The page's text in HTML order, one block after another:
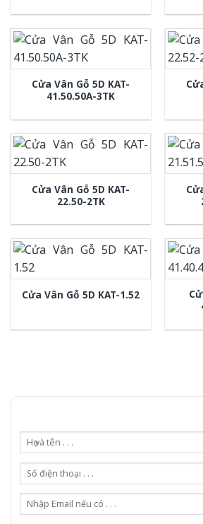
Cửa Vân Gỗ 5D KAT-
41.50.50A-3TK
Cửa Vân Gỗ 5D KAT-
22.50-2TK
Cửa Vân Gỗ 5D KAT-1.52